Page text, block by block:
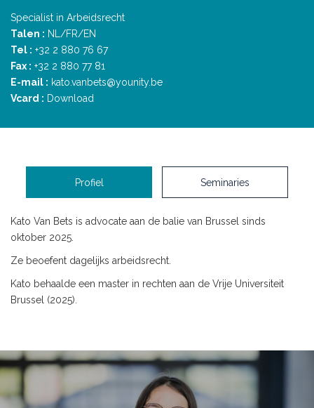
Specialist in Arbeidsrecht
Talen : NL/FR/EN
Tel : +32 2 880 76 67
Fax : +32 2 880 77 81
E-mail : kato.vanbets@younity.be
Vcard : Download
Profiel Seminaries
Kato Van Bets is advocate aan de balie van Brussel sinds
oktober 2025.
Ze beoefent dagelijks arbeidsrecht.
Kato behaalde een master in rechten aan de Vrije Universiteit
Brussel (2025).